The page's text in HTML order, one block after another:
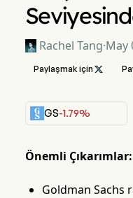
Rachel Tang·May
Paylaşmak için 
GS-1.79%
Önemli Çıkarımlar:
Goldman Sachs